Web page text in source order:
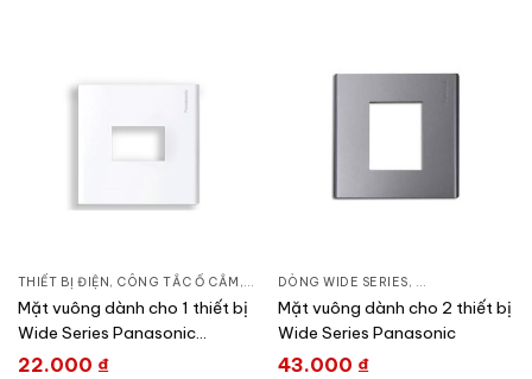
THIẾT BỊ ĐIỆN , CÔNG TẮC Ổ CẮM , DÒNG WIDE SERIES
Mặt vuông dành cho 1 thiết bị
Wide Series Panasonic
WEB7811SW
22.000 ₫
DÒNG WIDE SERIES, CÔNG TẮC Ổ
Mặt vuông dành cho 2 thiết bị
Wide Series Panasonic
43.000 ₫